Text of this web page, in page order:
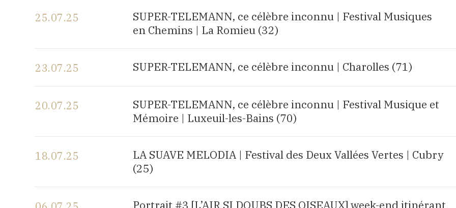
25.07.25
SUPER-TELEMANN, ce célèbre inconnu | Festival Musiques
en Chemins | La Romieu (32)
23.07.25 SUPER-TELEMANN, ce célèbre inconnu | Charolles (71)
20.07.25
SUPER-TELEMANN, ce célèbre inconnu | Festival Musique et
Mémoire | Luxeuil-les-Bains (70)
18.07.25
LA SUAVE MELODIA | Festival des Deux Vallées Vertes | Cubry
(25)
Portrait #3 [L’AIR SI DOUBS DES OISEAUX] week-end itinérant